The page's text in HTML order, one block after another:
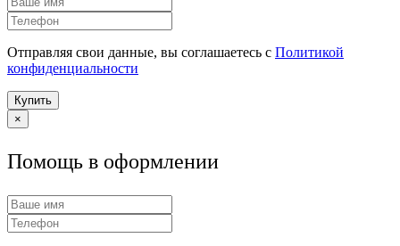
Отправляя свои данные, вы соглашаетесь с Политикой
конфиденциальности
Купить
×
Помощь в оформлении